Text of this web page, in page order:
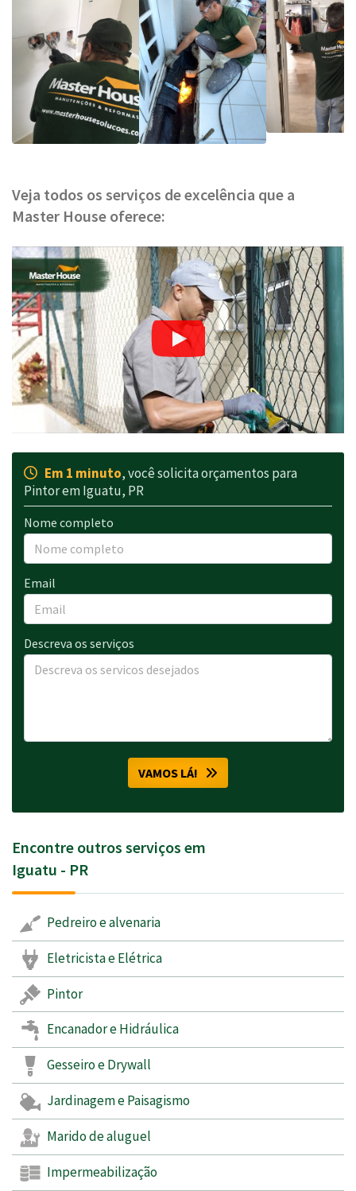
Veja todos os serviços de excelência que a
Master House oferece:
Em 1 minuto, você solicita orçamentos para
Pintor em Iguatu, PR
Nome completo
Email
Descreva os serviços
VAMOS LÁ!
Encontre outros serviços em
Iguatu - PR
Pedreiro e alvenaria
Eletricista e Elétrica
Pintor
Encanador e Hidráulica
Gesseiro e Drywall
Jardinagem e Paisagismo
Marido de aluguel
Impermeabilização